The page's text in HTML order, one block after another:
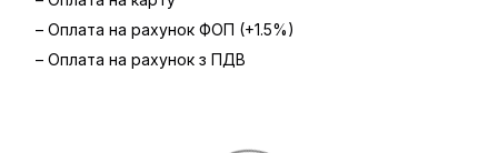
– Оплата на рахунок ФОП (+1.5%)
– Оплата на рахунок з ПДВ